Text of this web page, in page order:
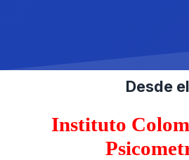
Desde el
Instituto